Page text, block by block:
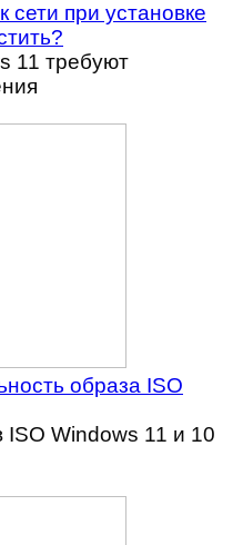
сети при установке
11 требуют
образа ISO
ISO Windows 11 и 10